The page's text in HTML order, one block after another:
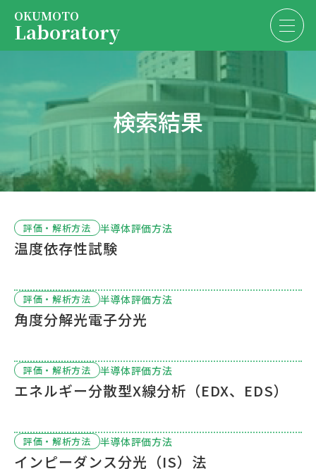
OKUMOTO
Laboratory
About us
President
EN JP
Contact us 検索結果
評価・解析方法 半導体評価方法
温度依存性試験
評価・解析方法 半導体評価方法
角度分解光電子分光
評価・解析方法 半導体評価方法
エネルギー分散型X線分析（EDX、EDS）
評価・解析方法 半導体評価方法
インピーダンス分光（IS）法